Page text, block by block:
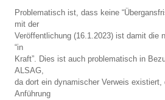
Problematisch ist, dass keine
mit der
Veröffentlichung (16.1.2023) ist damit die
“in
Kraft”. Dies ist auch problematisch in
ALSAG,
da dort ein dynamischer Verweis
Anführung